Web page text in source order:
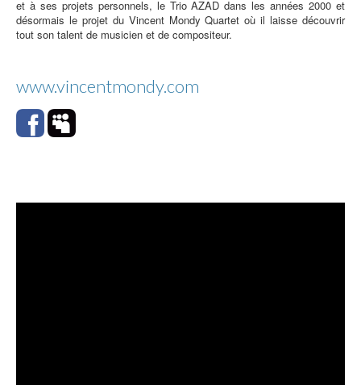
et à ses projets personnels, le Trio AZAD dans les années 2000 et
désormais le projet du Vincent Mondy Quartet où il laisse découvrir
tout son talent de musicien et de compositeur.
www.vincentmondy.com